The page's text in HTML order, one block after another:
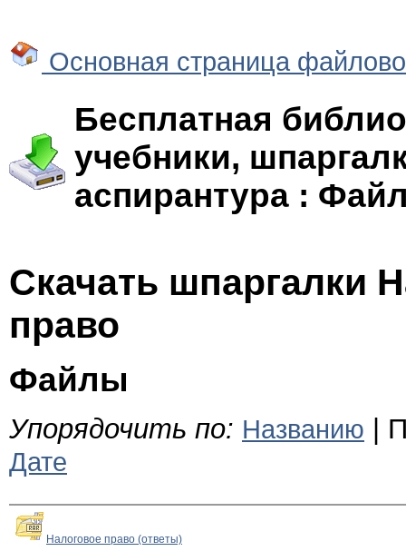
Основная страница
Бесплатная
учебники,
аспирантура :
Скачать шпаргалки
право
Файлы
Упорядочить по: Названию |
Дате
Налоговое право (ответы)